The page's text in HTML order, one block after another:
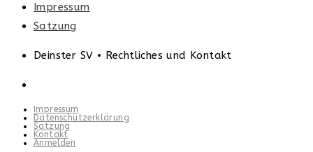
Impressum
Satzung
Deinster SV • Rechtliches und Kontakt
Impressum
Datenschutzerklärung
Satzung
Kontakt
Anmelden